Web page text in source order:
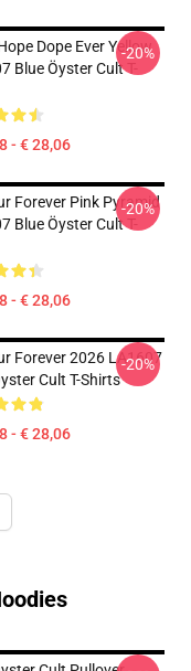
Dope Ever Yellow
Blue Öyster Cult T-
- € 28,06
-20%
Forever Pink Pyramid
Blue Öyster Cult T-
- € 28,06
-20%
Forever 2026 LA1607
Cult T-Shirts
- € 28,06
-20%